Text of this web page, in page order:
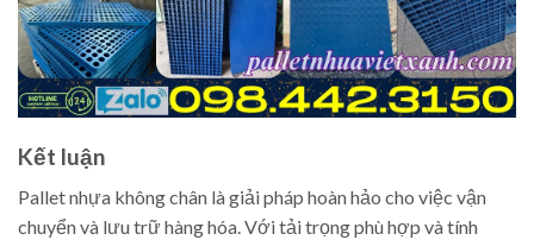
Kết luận
Pallet nhựa không chân là giải pháp hoàn hảo cho việc vận
chuyển và lưu trữ hàng hóa. Với tải trọng phù hợp và tính